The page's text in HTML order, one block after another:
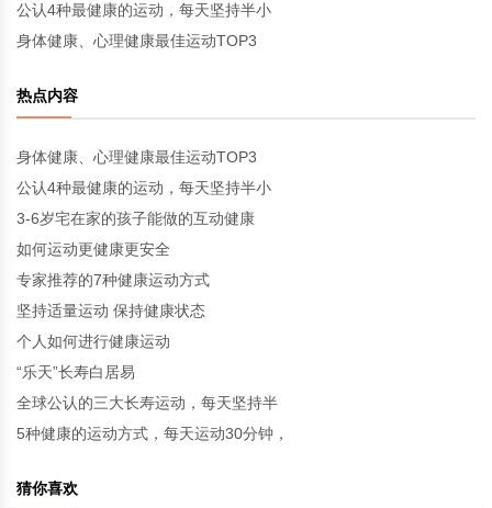
公认4种最健康的运动，每天坚持半小
身体健康、心理健康最佳运动TOP3
热点内容
身体健康、心理健康最佳运动TOP3
公认4种最健康的运动，每天坚持半小
3-6岁宅在家的孩子能做的互动健康
如何运动更健康更安全
专家推荐的7种健康运动方式
坚持适量运动 保持健康状态
个人如何进行健康运动
“乐天”长寿白居易
全球公认的三大长寿运动，每天坚持半
5种健康的运动方式，每天运动30分钟，
猜你喜欢